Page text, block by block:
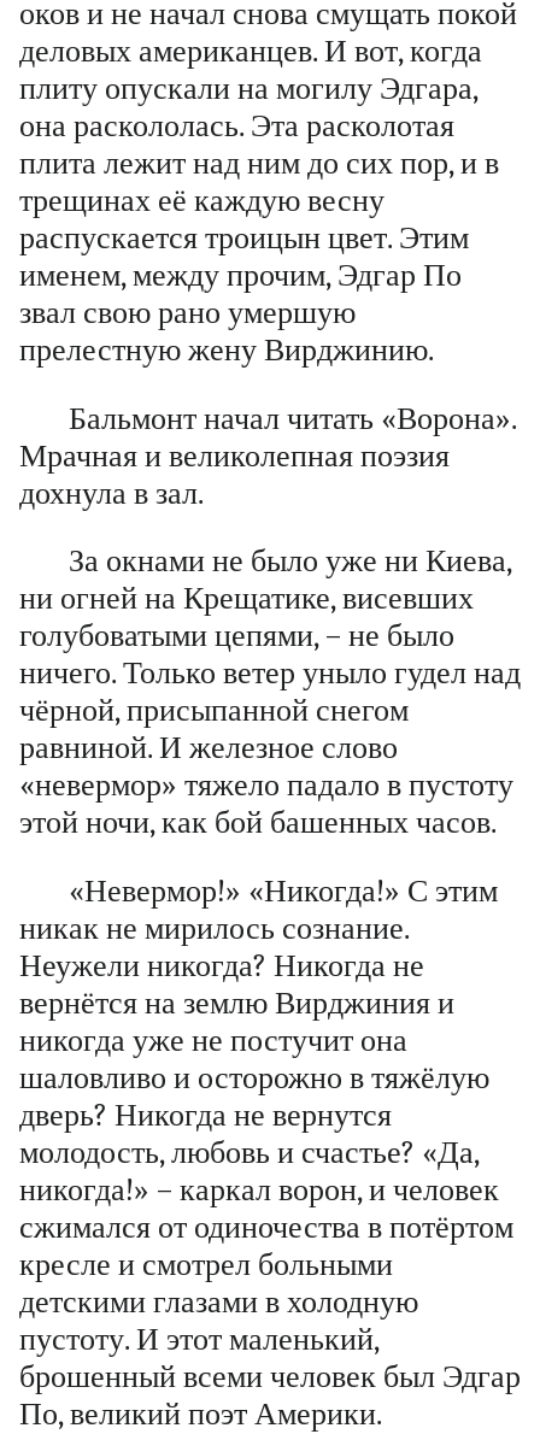
оков и не начал снова смущать покой
деловых американцев. И вот, когда
плиту опускали на могилу Эдгара,
она раскололась. Эта расколотая
плита лежит над ним до сих пор, и в
трещинах её каждую весну
распускается троицын цвет. Этим
именем, между прочим, Эдгар По
звал свою рано умершую
прелестную жену Вирджинию.
Бальмонт начал читать «Ворона».
Мрачная и великолепная поэзия
дохнула в зал.
За окнами не было уже ни Киева,
ни огней на Крещатике, висевших
голубоватыми цепями, – не было
ничего. Только ветер уныло гудел над
чёрной, присыпанной снегом
равниной. И железное слово
«невермор» тяжело падало в пустоту
этой ночи, как бой башенных часов.
«Невермор!» «Никогда!» С этим
никак не мирилось сознание.
Неужели никогда? Никогда не
вернётся на землю Вирджиния и
никогда уже не постучит она
шаловливо и осторожно в тяжёлую
дверь? Никогда не вернутся
молодость, любовь и счастье? «Да,
никогда!» – каркал ворон, и человек
сжимался от одиночества в потёртом
кресле и смотрел больными
детскими глазами в холодную
пустоту. И этот маленький,
брошенный всеми человек был Эдгар
По, великий поэт Америки.